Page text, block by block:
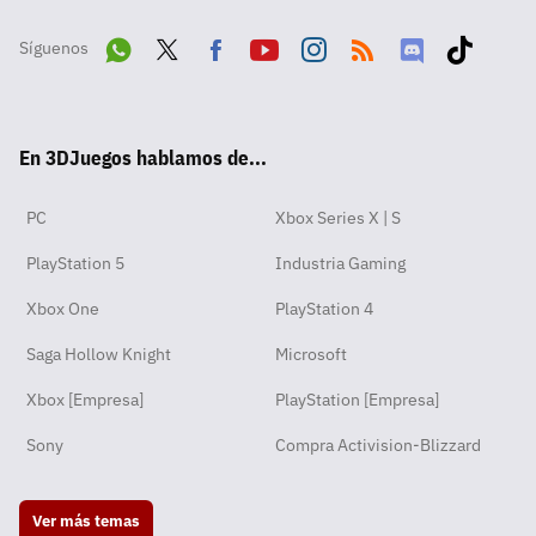
Síguenos
pp
ok
En 3DJuegos hablamos de...
PC Xbox Series X | S
PlayStation 5 Industria Gaming
Xbox One PlayStation 4
Saga Hollow Knight Microsoft
Xbox [Empresa] PlayStation [Empresa]
Sony Compra Activision-Blizzard
Ver más temas